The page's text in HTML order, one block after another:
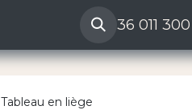
36 011 300
Tableau en liège